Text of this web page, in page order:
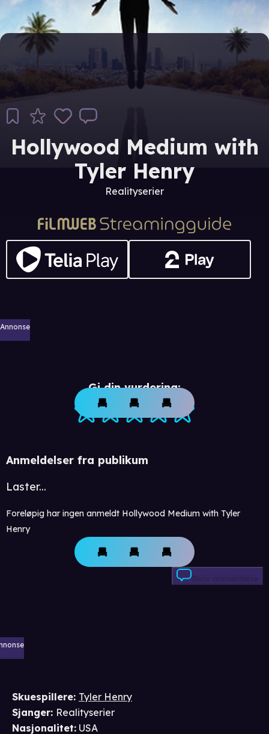
Hollywood Medium with
Tyler Henry
Realityserier
Annonse
Gi din vurdering:
Anmeldelser fra publikum
Laster...
Foreløpig har ingen anmeldt Hollywood Medium with Tyler
Henry
Skriv anmeldelse
Skuespillere: Tyler Henry
Sjanger: Realityserier
Nasjonalitet: USA